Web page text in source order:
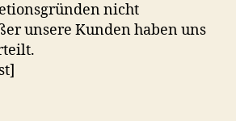
nicht
unsere Kunden haben uns